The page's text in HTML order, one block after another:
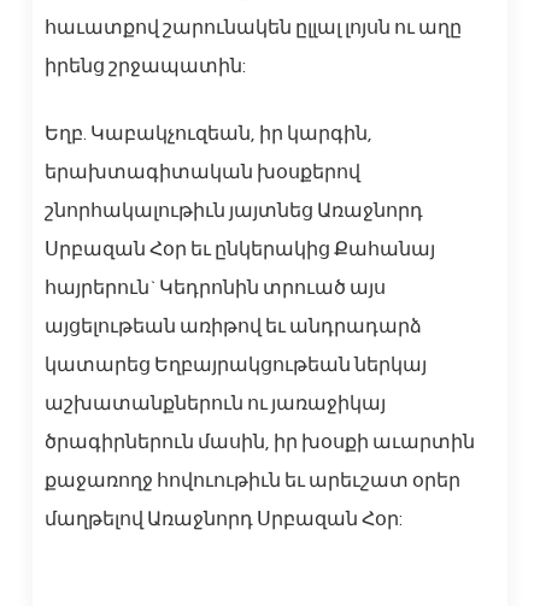
հաւատքով շարունակեն ըլլալ լոյսն ու աղը
իրենց շրջապատին:
Եղբ. Կաբակչուզեան, իր կարգին,
երախտագիտական խօսքերով
շնորհակալութիւն յայտնեց Առաջնորդ
Սրբազան Հօր եւ ընկերակից Քահանայ
հայրերուն` Կեդրոնին տրուած այս
այցելութեան առիթով եւ անդրադարձ
կատարեց Եղբայրակցութեան ներկայ
աշխատանքներուն ու յառաջիկայ
ծրագիրներուն մասին, իր խօսքի աւարտին
քաջառողջ հովուութիւն եւ արեւշատ օրեր
մաղթելով Առաջնորդ Սրբազան Հօր: